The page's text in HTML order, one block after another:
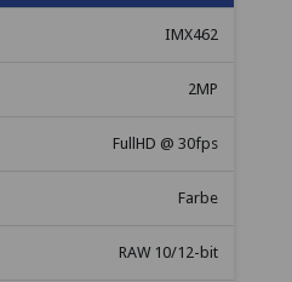
IMX462
2MP
FullHD @ 30fps
Farbe
RAW 10/12-bit